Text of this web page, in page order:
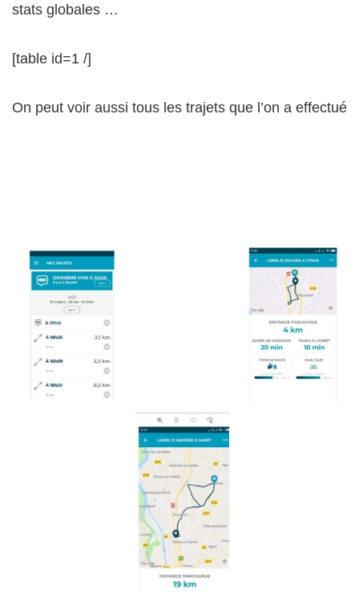
stats globales …
[table id=1 /]
On peut voir aussi tous les trajets que l’on a effectué